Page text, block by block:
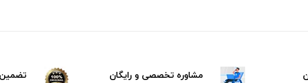
مشاوره تخصصی و رایگان تضمین